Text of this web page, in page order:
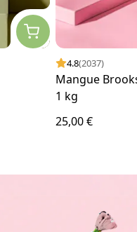
4.8(2037)
Mangue
1 kg
25,00 €